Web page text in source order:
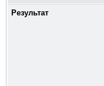
Результат